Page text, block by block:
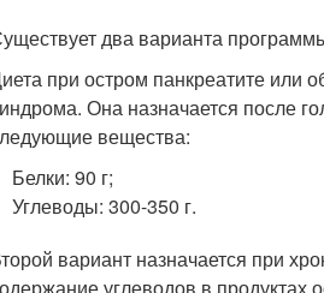
два варианта
при остром панкреатите или
Она назначается после
вещества:
Белки: 90 г;
Углеводы: 300-350 г.
вариант назначается при